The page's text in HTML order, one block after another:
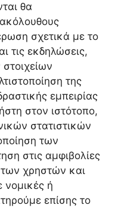
θα
σχετικά με το
τις εκδηλώσεις,
της
εμπειρίας
στον ιστότοπο,
στατιστικών
των
στις αμφιβολίες
των χρηστών και
ή
επίσης το